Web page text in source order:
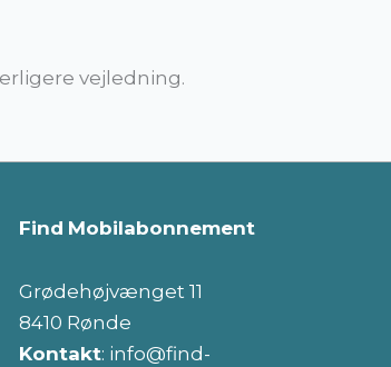
vejledning.
Find Mobilabonnement
Grødehøjvænget 11
8410 Rønde
Kontakt: info@find-